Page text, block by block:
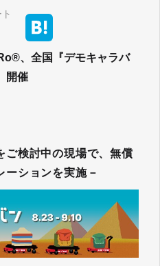
、全国『デモキャラバ
開催
ご検討中の現場で、無償
ーションを実施－